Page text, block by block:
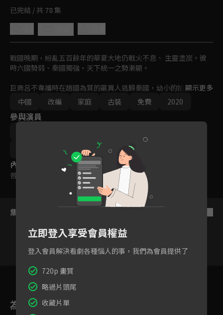
已完結 / 共 78 集
戰國晚期，紛亂五百餘年的華夏大地仍戰火不息、 生靈塗炭。彼
時六國勢弱、秦國獨強，天下統一之勢漸顯。
巨商呂不韋攜時在趙國為質的嬴異人逃歸秦國，幼小的始皇帝嬴政
被棄留邯鄲，屢遭生死劫難，也目睹戰爭帶給百姓的痛苦與絕望，
心中天下凝一之志由此而生⋯
顯示更多
中國
改編 家庭 古裝 免費 2020
參與演員
王慶祥 馮暉
內容標籤
普遍級
集數列表
46 47
為您推薦
立即登入享受會員權益
登入會員解決看劇各種惱人的事，我們為會員提供了
720p 畫質
略過片頭尾
收藏片單